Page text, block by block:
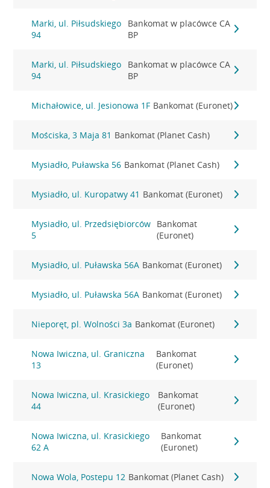
Marki, ul. Piłsudskiego
94
Bankomat w placówce CA
BP
Marki, ul. Piłsudskiego
94
Bankomat w placówce CA
BP
Michałowice, ul. Jesionowa 1F Bankomat (Euronet)
Mościska, 3 Maja 81 Bankomat (Planet Cash)
Mysiadło, Puławska 56 Bankomat (Planet Cash)
Mysiadło, ul. Kuropatwy 41 Bankomat (Euronet)
Mysiadło, ul. Przedsiębiorców
5
Bankomat
(Euronet)
Mysiadło, ul. Puławska 56A Bankomat (Euronet)
Mysiadło, ul. Puławska 56A Bankomat (Euronet)
Nieporęt, pl. Wolności 3a Bankomat (Euronet)
Nowa Iwiczna, ul. Graniczna
13
Bankomat
(Euronet)
Nowa Iwiczna, ul. Krasickiego
44
Bankomat
(Euronet)
Nowa Iwiczna, ul. Krasickiego
62 A
Bankomat
(Euronet)
Nowa Wola, Postepu 12 Bankomat (Planet Cash)